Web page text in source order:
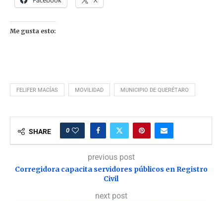
Me gusta esto:
FELIFER MACÍAS MOVILIDAD MUNICIPIO DE QUERÉTARO
SHARE 0
previous post
Corregidora capacita servidores públicos en Registro
Civil
next post